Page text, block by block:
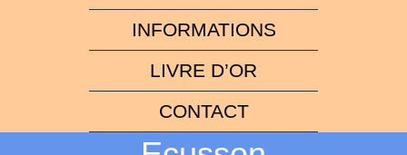
INFORMATIONS
LIVRE D’OR
CONTACT